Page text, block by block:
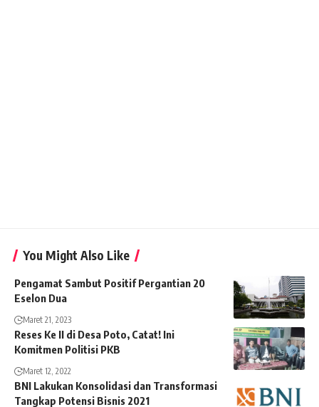
You Might Also Like
Pengamat Sambut Positif Pergantian 20
Eselon Dua
Maret 21, 2023
Reses Ke II di Desa Poto, Catat! Ini
Komitmen Politisi PKB
Maret 12, 2022
BNI Lakukan Konsolidasi dan Transformasi
Tangkap Potensi Bisnis 2021